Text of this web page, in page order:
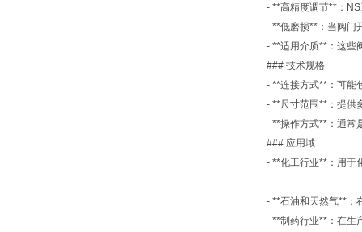
- **高精度调节**：
- **低磨损**：当阀门
- **适用介质**：这些
### 技术规格
- **连接方式**：可能
- **尺寸范围**：提供
- **操作方式**：通常
### 应用域
- **化工行业**：用于
- **石油和天然气**：
- **制药行业**：在生